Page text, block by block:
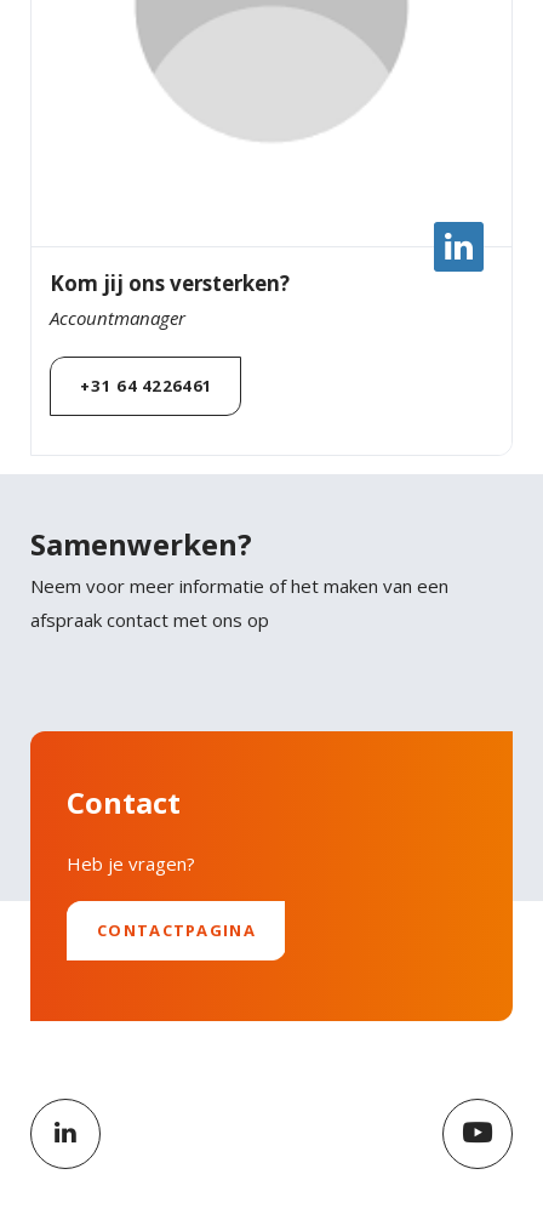
Kom jij ons versterken?
Accountmanager
+31 64 4226461
Samenwerken?
Neem voor meer informatie of het maken van een
afspraak contact met ons op
Contact
Heb je vragen?
CONTACTPAGINA